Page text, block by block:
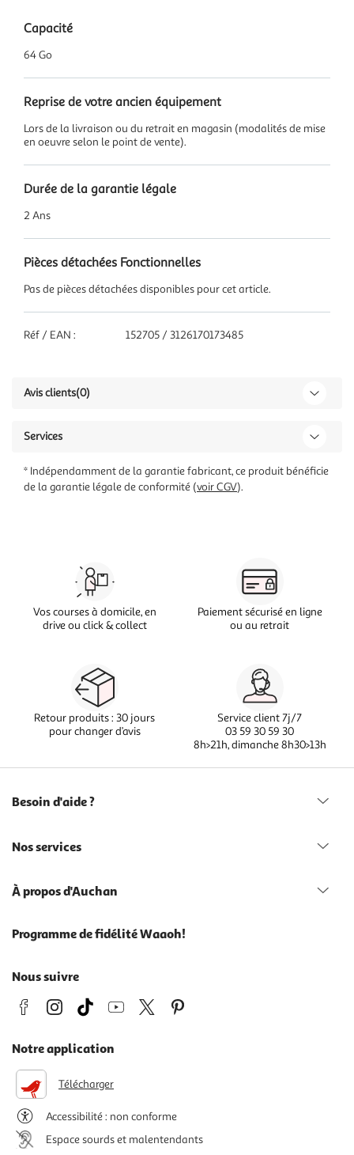
Capacité
64 Go
Reprise de votre ancien équipement
Lors de la livraison ou du retrait en magasin (modalités de mise
en oeuvre selon le point de vente).
Durée de la garantie légale
2 Ans
Pièces détachées Fonctionnelles
Pas de pièces détachées disponibles pour cet article.
Réf / EAN : 152705 / 3126170173485
Avis clients(0)
Services
* Indépendamment de la garantie fabricant, ce produit bénéficie
de la garantie légale de conformité (voir CGV).
Vos courses à domicile, en
drive ou click & collect
Paiement sécurisé en ligne
ou au retrait
Retour produits : 30 jours
pour changer d’avis
Service client 7j/7
03 59 30 59 30
8h>21h, dimanche 8h30>13h
Besoin d'aide ?
Nos services
À propos d'Auchan
Programme de fidélité Waaoh!
Nous suivre
Notre application
Télécharger
Accessibilité : non conforme
Espace sourds et malentendants